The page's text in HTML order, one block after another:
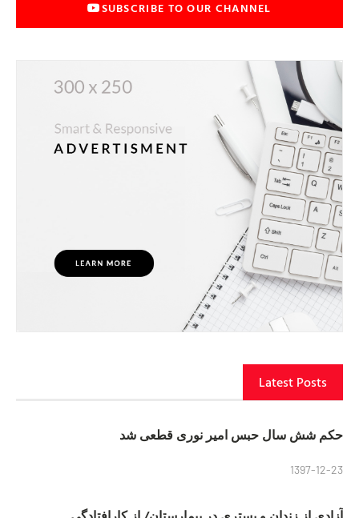
SUBSCRIBE TO OUR CHANNEL
Latest Posts
حکم شش سال حبس امیر نوری قطعی شد
1397-12-23